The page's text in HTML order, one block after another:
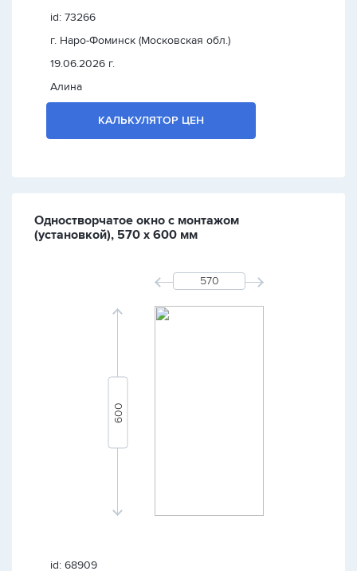
id: 73266
г. Наро-Фоминск (Московская обл.)
19.06.2026 г.
Алина
КАЛЬКУЛЯТОР ЦЕН
Одностворчатое окно с монтажом
(установкой), 570 х 600 мм
id: 68909